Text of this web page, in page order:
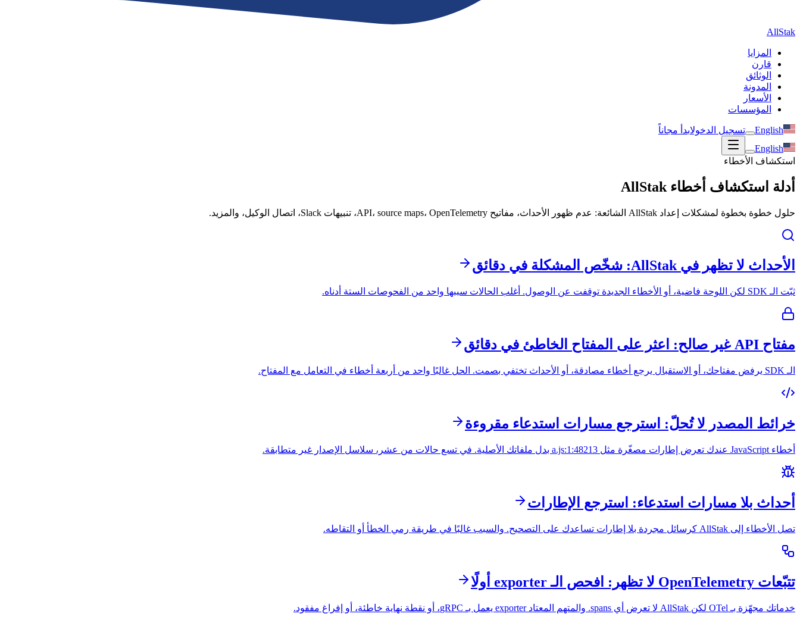
AllStak
المزايا
قارن
الوثائق
المدونة
الأسعار
المؤسسات
English تسجيل الدخولابدأ مجاناً
English
استكشاف الأخطاء
أدلة استكشاف أخطاء AllStak
حلول خطوة بخطوة لمشكلات إعداد AllStak الشائعة: عدم ظهور الأحداث، مفاتيح API، source maps، OpenTelemetry، تنبيهات Slack، اتصال الوكيل، والمزيد.
الأحداث لا تظهر في AllStak: شخّص المشكلة في دقائق
ثبّت الـ SDK لكن اللوحة فاضية، أو الأخطاء الجديدة توقفت عن الوصول. أغلب الحالات سببها واحد من الفحوصات الستة أدناه.
مفتاح API غير صالح: اعثر على المفتاح الخاطئ في دقائق
الـ SDK يرفض مفتاحك، أو الاستقبال يرجع أخطاء مصادقة، أو الأحداث تختفي بصمت. الحل غالبًا واحد من أربعة أخطاء في التعامل مع المفتاح.
خرائط المصدر لا تُحلّ: استرجع مسارات استدعاء مقروءة
أخطاء JavaScript عندك تعرض إطارات مصغّرة مثل a.js:1:48213 بدل ملفاتك الأصلية. في تسع حالات من عشر، سلاسل الإصدار غير متطابقة.
أحداث بلا مسارات استدعاء: استرجع الإطارات
تصل الأخطاء إلى AllStak كرسائل مجردة بلا إطارات تساعدك على التصحيح. والسبب غالبًا في طريقة رمي الخطأ أو التقاطه.
تتبّعات OpenTelemetry لا تظهر: افحص الـ exporter أولًا
خدماتك مجهّزة بـ OTel لكن AllStak لا تعرض أي spans. والمتهم المعتاد exporter يعمل بـ gRPC، أو نقطة نهاية خاطئة، أو إفراغ مفقود.